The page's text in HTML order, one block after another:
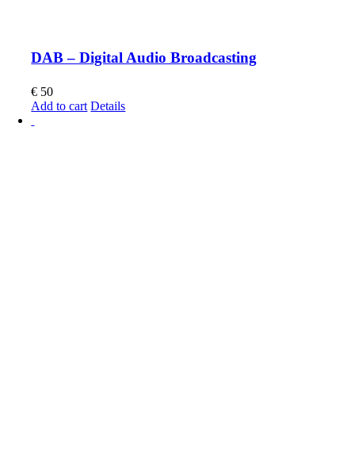
DAB – Digital Audio Broadcasting
€ 50
Add to cart Details